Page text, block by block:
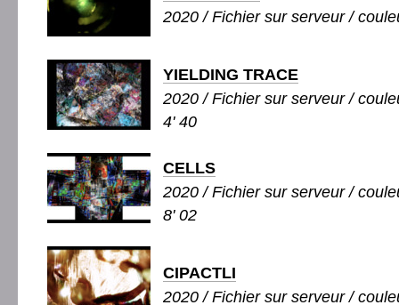
2020 / Fichier sur serveur /
YIELDING TRACE
2020 / Fichier sur serveur /
4' 40
CELLS
2020 / Fichier sur serveur /
8' 02
CIPACTLI
2020 / Fichier sur serveur /